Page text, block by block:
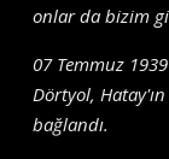
onlar da bizim
07 Temmuz
Dörtyol,
bağlandı.